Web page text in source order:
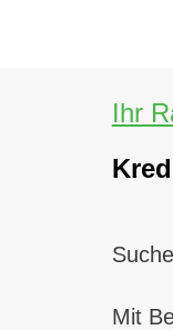
Ihr
Mit